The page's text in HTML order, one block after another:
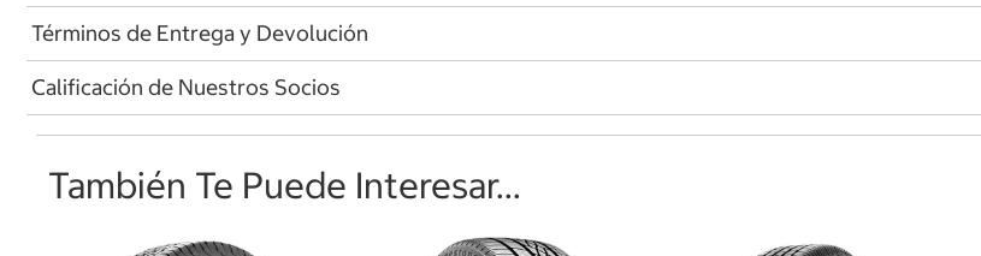
Términos de Entrega y Devolución
Calificación de Nuestros Socios
También Te Puede Interesar...